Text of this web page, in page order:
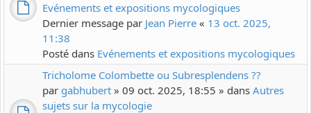
Evénements et expositions mycologiques
Dernier message par Jean Pierre « 13 oct. 2025,
11:38
Posté dans Evénements et expositions mycologiques
Tricholome Colombette ou Subresplendens ??
par gabhubert » 09 oct. 2025, 18:55 » dans Autres
sujets sur la mycologie